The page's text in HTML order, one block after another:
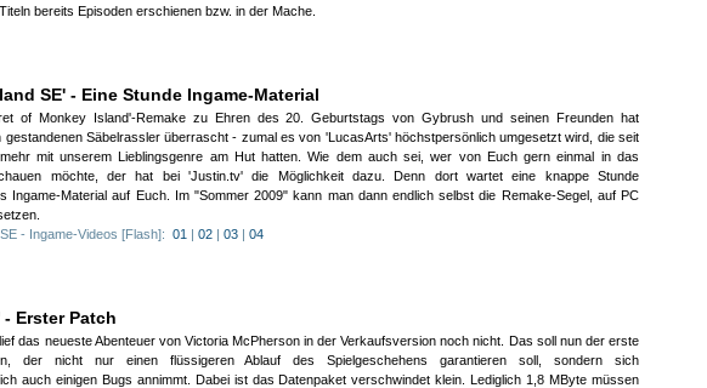
Stanislaw Lem.
richtig süüüüss aus.
_ 10:57:19)
HINWEIS:
mit diesem Kommentar unsereDatenschutzerklärung. Bitte lies diese sicherheitshalber
und kontaktiere uns, sollten Fragen sein!
HTML ist deaktiviert | max. 2500 Zeichen
bereits Episoden erschienen bzw. in der Mache.
SE' - Eine Stunde Ingame-Material
of Monkey Island'-Remake zu Ehren des 20. Geburtstags von Gybrush und seinen Freunden hat
gestandenen Säbelrassler überrascht - zumal es von 'LucasArts' höchstpersönlich umgesetzt wird, die seit
mit unserem Lieblingsgenre am Hut hatten. Wie dem auch sei, wer von Euch gern einmal in das
möchte, der hat bei 'Justin.tv' die Möglichkeit dazu. Denn dort wartet eine knappe Stunde
Ingame-Material auf Euch. Im "Sommer 2009" kann man dann endlich selbst die Remake-Segel, auf PC
- Ingame-Videos [Flash]: 01 | 02 | 03 | 04
Erster Patch
das neueste Abenteuer von Victoria McPherson in der Verkaufsversion noch nicht. Das soll nun der erste
der nicht nur einen flüssigeren Ablauf des Spielgeschehens garantieren soll, sondern sich
auch einigen Bugs annimmt. Dabei ist das Datenpaket verschwindet klein. Lediglich 1,8 MByte müssen